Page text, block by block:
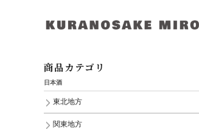
商品カテゴリ
日本酒
東北地方
関東地方